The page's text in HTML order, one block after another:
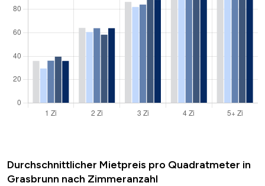
Durchschnittlicher Mietpreis pro Quadratmeter in
Grasbrunn nach Zimmeranzahl